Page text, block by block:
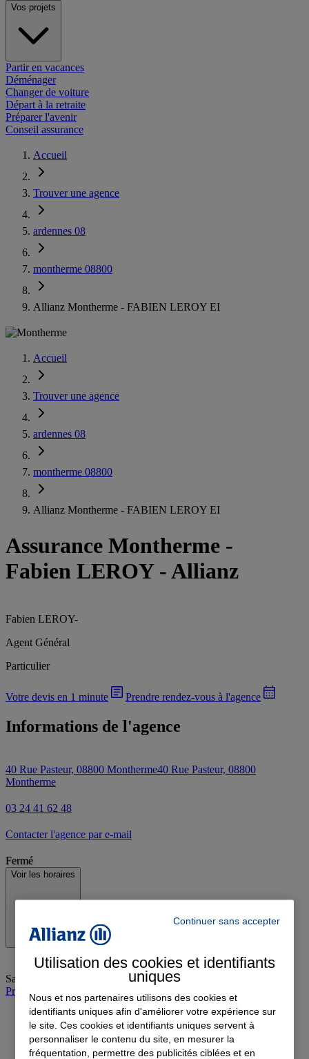
Vos projets
Partir en vacances
Déménager
Changer de voiture
Départ à la retraite
Préparer l'avenir
Conseil assurance
Accueil
Trouver une agence
ardennes 08
montherme 08800
Allianz Montherme - FABIEN LEROY EI
Accueil
Trouver une agence
ardennes 08
montherme 08800
Allianz Montherme - FABIEN LEROY EI
Assurance Montherme -
Fabien LEROY - Allianz
Fabien LEROY-
Agent Général
Particulier
Votre devis en 1 minute Prendre rendez-vous à l'agence
Informations de l'agence
40 Rue Pasteur, 08800 Montherme40 Rue Pasteur, 08800
Montherme
03 24 41 62 48
Contacter l'agence par e-mail
Fermé
Voir les horaires
Samedi
Prendre rendez-vous à l'agence
Continuer sans accepter
Utilisation des cookies et identifiants
uniques
Nous et nos partenaires utilisons des cookies et
identifiants uniques afin d'améliorer votre expérience sur
le site. Ces cookies et identifiants uniques servent à
personnaliser le contenu du site, en mesurer la
fréquentation, permettre des publicités ciblées et en